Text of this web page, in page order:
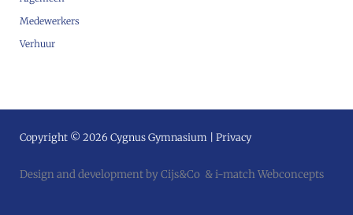
Medewerkers
Verhuur
Copyright © 2026 Cygnus Gymnasium | Privacy
Design and development by Cijs&Co &i-match Webconcepts